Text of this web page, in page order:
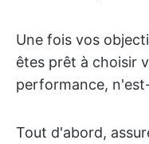
Une fois vos
êtes prêt à choisir
performance,
Tout d'abord,